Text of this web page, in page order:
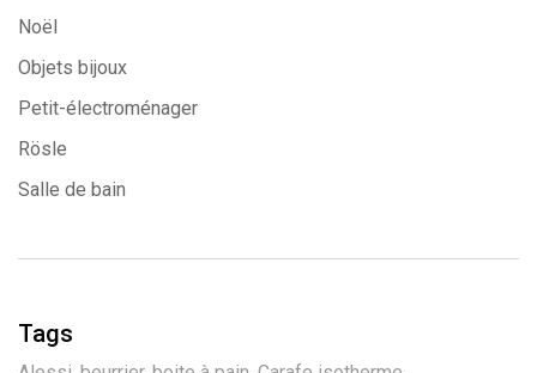
Noël
Objets bijoux
Petit-électroménager
Rösle
Salle de bain
Tags